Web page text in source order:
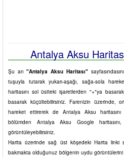
Antalya Aksu
Şu an"Antalya Aksu Haritası"
tuşuyla tutarak yukarı-aşağı, sağa-sola
haritasını sol üstteki işaretlerden "+"ya
basarak küçültebilirsiniz. Farenizin üzerinde,
hareket ettirerek de Antalya Aksu
bölümden Antalya Aksu Google
görüntüleyebilirsiniz.
Harita üzerinde sağ üst köşedeki Harita linki
bakmakta olduğunuz bölgenin uydu görüntülerini